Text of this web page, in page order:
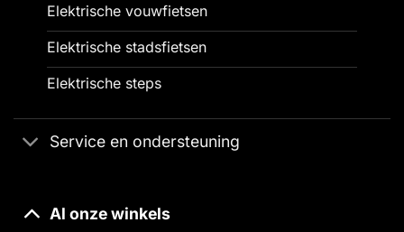
Elektrische vouwfietsen
Elektrische stadsfietsen
Elektrische steps
Service en ondersteuning
Al onze winkels